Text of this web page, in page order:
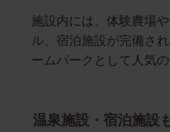
施設内には、体験農場
ル、宿泊施設が完備さ
ームパークとして人気の
温泉施設・宿泊施設